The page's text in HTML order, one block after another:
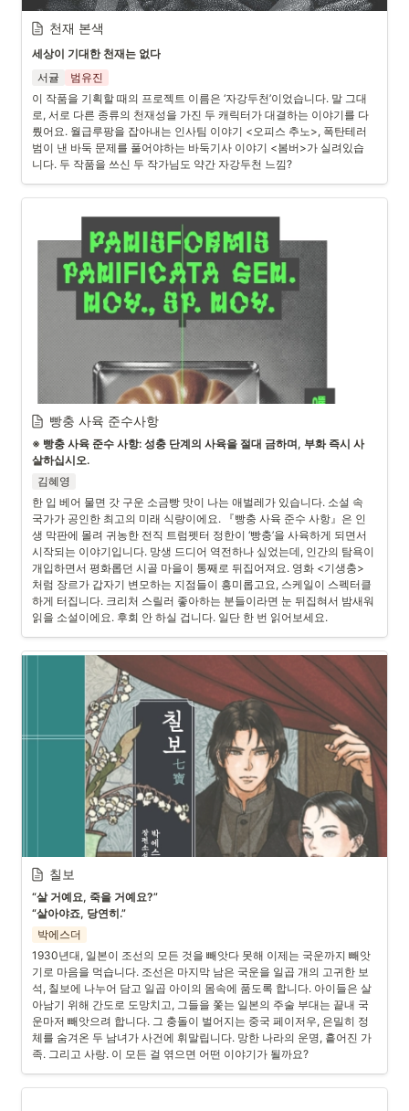
천재 본색
세상이 기대한 천재는 없다
서귤
범유진
이 작품을 기획할 때의 프로젝트 이름은 ‘자강두천’이었습니다. 말 그대
로, 서로 다른 종류의 천재성을 가진 두 캐릭터가 대결하는 이야기를 다
뤘어요. 월급루팡을 잡아내는 인사팀 이야기 <오피스 추노>, 폭탄테러
범이 낸 바둑 문제를 풀어야하는 바둑기사 이야기 <봄버>가 실려있습
니다. 두 작품을 쓰신 두 작가님도 약간 자강두천 느낌?
빵충 사육 준수사항
※ 빵충 사육 준수 사항: 성충 단계의 사육을 절대 금하며, 부화 즉시 사
살하십시오.
김혜영
한 입 베어 물면 갓 구운 소금빵 맛이 나는 애벌레가 있습니다. 소설 속
국가가 공인한 최고의 미래 식량이에요. 『빵충 사육 준수 사항』은 인
생 막판에 몰려 귀농한 전직 트럼펫터 정한이 ‘빵충’을 사육하게 되면서
시작되는 이야기입니다. 망생 드디어 역전하나 싶었는데, 인간의 탐욕이
개입하면서 평화롭던 시골 마을이 통째로 뒤집어져요. 영화 <기생충>
처럼 장르가 갑자기 변모하는 지점들이 흥미롭고요, 스케일이 스펙터클
하게 터집니다. 크리처 스릴러 좋아하는 분들이라면 눈 뒤집혀서 밤새워
읽을 소설이에요. 후회 안 하실 겁니다. 일단 한 번 읽어보세요.
칠보
“살 거예요, 죽을 거예요?”
“살아야죠, 당연히.”
박에스더
1930년대, 일본이 조선의 모든 것을 빼앗다 못해 이제는 국운까지 빼앗
기로 마음을 먹습니다. 조선은 마지막 남은 국운을 일곱 개의 고귀한 보
석, 칠보에 나누어 담고 일곱 아이의 몸속에 품도록 합니다. 아이들은 살
아남기 위해 간도로 도망치고, 그들을 쫓는 일본의 주술 부대는 끝내 국
운마저 빼앗으려 합니다. 그 충돌이 벌어지는 중국 페이저우, 은밀히 정
체를 숨겨온 두 남녀가 사건에 휘말립니다. 망한 나라의 운명, 흩어진 가
족. 그리고 사랑. 이 모든 걸 엮으면 어떤 이야기가 될까요?